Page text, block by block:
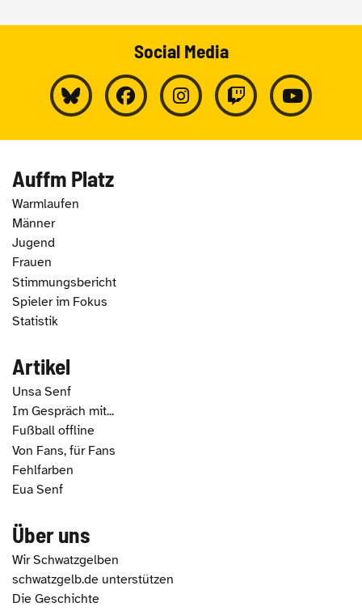
Social Media
Auffm Platz
Warmlaufen
Männer
Jugend
Frauen
Stimmungsbericht
Spieler im Fokus
Statistik
Artikel
Unsa Senf
Im Gespräch mit...
Fußball offline
Von Fans, für Fans
Fehlfarben
Eua Senf
Über uns
Wir Schwatzgelben
schwatzgelb.de unterstützen
Die Geschichte